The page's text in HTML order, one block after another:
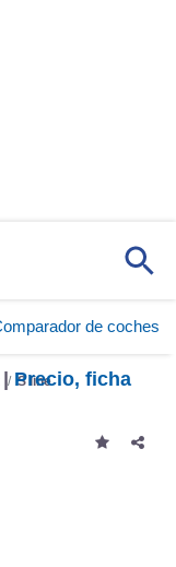
de coches
S line
|Precio, ficha